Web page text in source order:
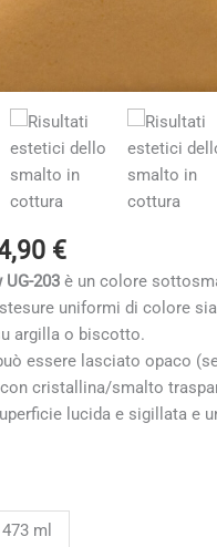
€Fascia
di
prezzo:
da
8,00 €
a
24,90 €
203 è un colore
uniformi di colore
argilla o biscotto.
essere lasciato opaco
cristallina/smalto
lucida e sigillata e
473 ml